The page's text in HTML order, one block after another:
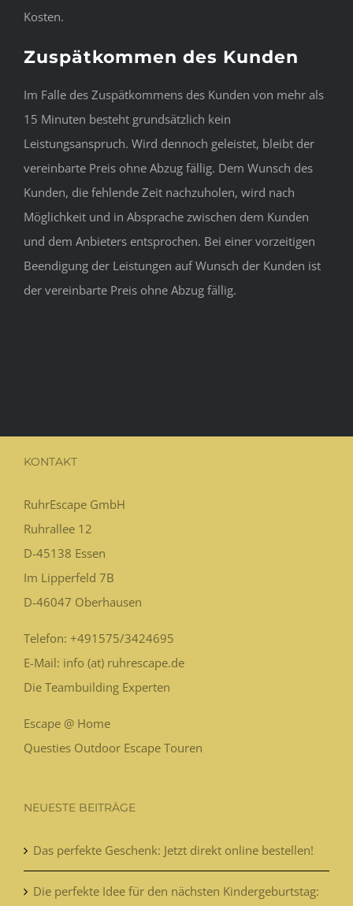
Kosten.
Zuspätkommen des Kunden
Im Falle des Zuspätkommens des Kunden von mehr als
15 Minuten besteht grundsätzlich kein
Leistungsanspruch. Wird dennoch geleistet, bleibt der
vereinbarte Preis ohne Abzug fällig. Dem Wunsch des
Kunden, die fehlende Zeit nachzuholen, wird nach
Möglichkeit und in Absprache zwischen dem Kunden
und dem Anbieters entsprochen. Bei einer vorzeitigen
Beendigung der Leistungen auf Wunsch der Kunden ist
der vereinbarte Preis ohne Abzug fällig.
KONTAKT
RuhrEscape GmbH
Ruhrallee 12
D-45138 Essen
Im Lipperfeld 7B
D-46047 Oberhausen
Telefon: +491575/3424695
E-Mail: info (at) ruhrescape.de
Die Teambuilding Experten
Escape @ Home
Questies Outdoor Escape Touren
NEUESTE BEITRÄGE
Das perfekte Geschenk: Jetzt direkt online bestellen!
Die perfekte Idee für den nächsten Kindergeburtstag: